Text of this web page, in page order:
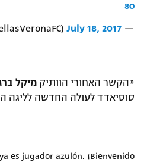
8O
— Hellas Verona FC (@HellasVeronaFC)
July 18, 2017
*הקשר האחורי הוותיק מיקל
סוסיאדד לעולה החדשה לליגה
es jugador azulón. ¡Bienvenido